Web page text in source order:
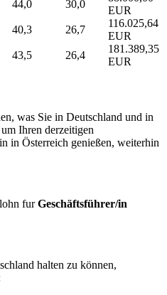
44,0 30,0
EUR
40,3 26,7
116.025,64
EUR
43,5 26,4
181.389,35
EUR
was Sie in Deutschland und in
Ihren derzeitigen
in Österreich genießen, weiterhin
furGeschäftsführer/in
halten zu können,